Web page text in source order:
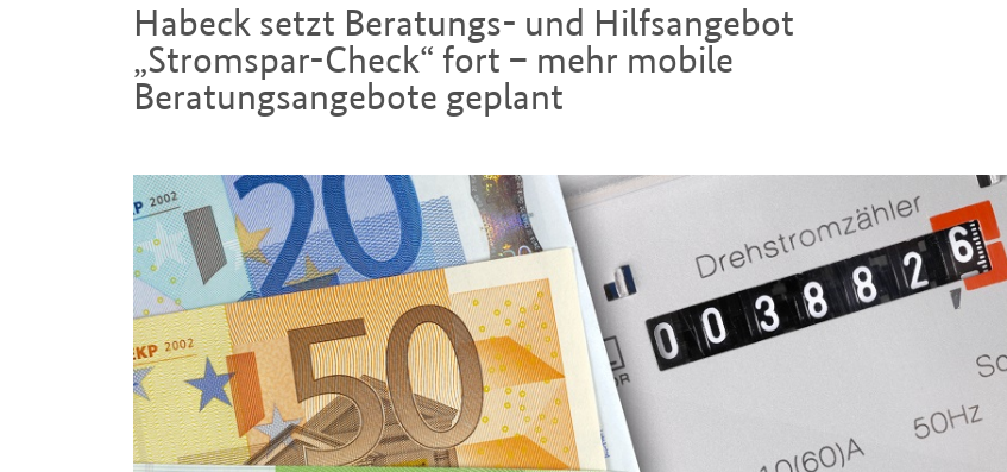
Habeck setzt Beratungs- und Hilfsangebot
„Stromspar-Check“ fort – mehr mobile
Beratungsangebote geplant